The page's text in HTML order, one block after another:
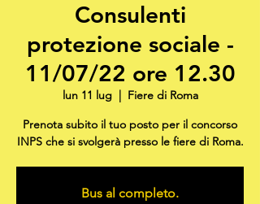
Consulenti
protezione sociale -
11/07/22 ore 12.30
lun 11 lug
  |
Fiere di Roma
Prenota subito il tuo posto per il concorso
INPS che si svolgerà presso le fiere di Roma.
Bus al completo.